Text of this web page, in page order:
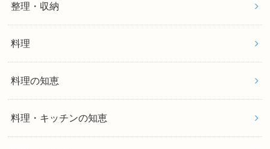
整理・収納
料理
料理の知恵
料理・キッチンの知恵